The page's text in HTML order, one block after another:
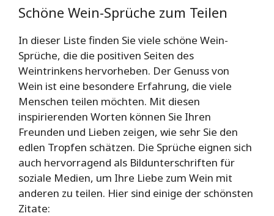
Schöne Wein-Sprüche zum Teilen
In dieser Liste finden Sie viele schöne Wein-
Sprüche, die die positiven Seiten des
Weintrinkens hervorheben. Der Genuss von
Wein ist eine besondere Erfahrung, die viele
Menschen teilen möchten. Mit diesen
inspirierenden Worten können Sie Ihren
Freunden und Lieben zeigen, wie sehr Sie den
edlen Tropfen schätzen. Die Sprüche eignen sich
auch hervorragend als Bildunterschriften für
soziale Medien, um Ihre Liebe zum Wein mit
anderen zu teilen. Hier sind einige der schönsten
Zitate: